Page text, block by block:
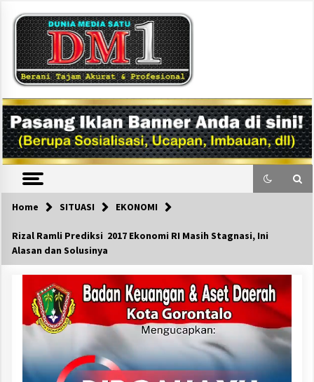
content
DM1
Home SITUASI EKONOMI
Rizal Ramli Prediksi 2017 Ekonomi RI Masih Stagnasi, Ini
Alasan dan Solusinya